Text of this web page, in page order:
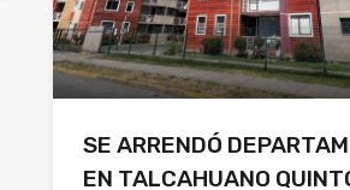
SE ARRENDÓ
EN TALCAHUANO